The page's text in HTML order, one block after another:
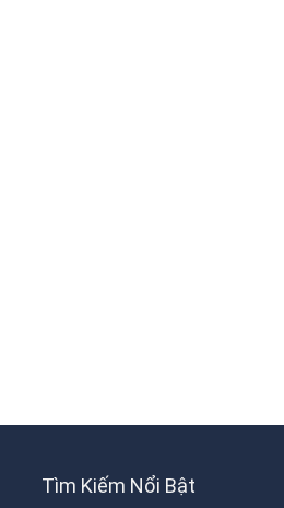
Tìm Kiếm Nổi Bật